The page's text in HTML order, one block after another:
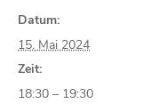
Datum:
15. Mai 2024
Zeit:
18:30 – 19:30